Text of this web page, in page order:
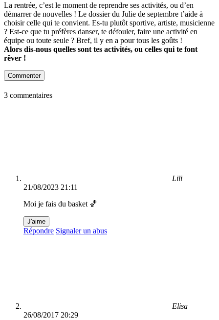
La rentrée, c’est le moment de reprendre ses activités, ou d’en
démarrer de nouvelles ! Le dossier du Julie de septembre t’aide à
choisir celle qui te convient. Es-tu plutôt sportive, artiste, musicienne
? Est-ce que tu préfères danser, te défouler, faire une activité en
équipe ou toute seule ? Bref, il y en a pour tous les goûts !
Alors dis-nous quelles sont tes activités, ou celles qui te font
rêver !
Commenter
3 commentaires
Lili
21/08/2023 21:11
Moi je fais du basket 🏀
J'aime
Répondre Signaler un abus
Elisa
26/08/2017 20:29